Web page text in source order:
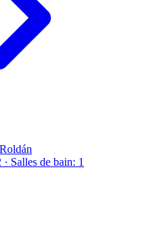
Salles de bain: 1